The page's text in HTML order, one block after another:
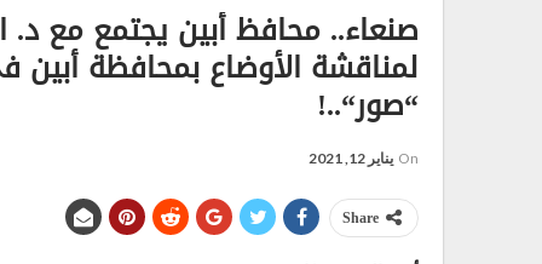
صنعاء.. محافظ أبين يجتمع مع
لمناقشة الأوضاع بمحافظة أبين
“صور“..!
On يناير 12, 2021
Share